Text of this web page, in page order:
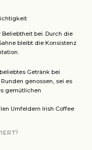
bei. Durch die
bleibt die Konsistenz
Getränk bei
genossen, sei es
gemütlichen
Umfeldern Irish Coffee